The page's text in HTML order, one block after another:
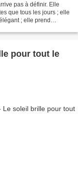
pas à définir. Elle
que tous les jours ; elle
; elle prend
pour tout le